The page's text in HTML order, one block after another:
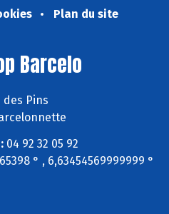
Plan du site
Barcelo
des Pins
04 92 32 05 92
° , 6,63454569999999 °